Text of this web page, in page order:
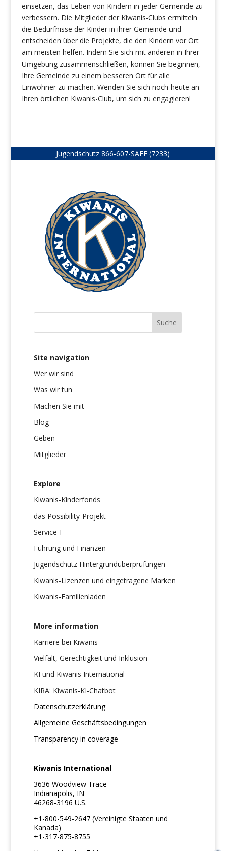
einsetzen, das Leben von Kindern in jeder Gemeinde zu
verbessern. Die Mitglieder der Kiwanis-Clubs ermitteln
die Bedürfnisse der Kinder in ihrer Gemeinde und
entscheiden über die Projekte, die den Kindern vor Ort
am meisten helfen. Indem Sie sich mit anderen in Ihrer
Umgebung zusammenschließen, können Sie beginnen,
Ihre Gemeinde zu einem besseren Ort für alle
Einwohner zu machen. Wenden Sie sich noch heute an
Ihren örtlichen Kiwanis-Club, um sich zu engagieren!
Jugendschutz 866-607-SAFE (7233)
Site navigation
Wer wir sind
Was wir tun
Machen Sie mit
Blog
Geben
Mitglieder
Explore
Kiwanis-Kinderfonds
das Possibility-Projekt
Service-F
Führung und Finanzen
Jugendschutz Hintergrundüberprüfungen
Kiwanis-Lizenzen und eingetragene Marken
Kiwanis-Familienladen
More information
Karriere bei Kiwanis
Vielfalt, Gerechtigkeit und Inklusion
KI und Kiwanis International
KIRA: Kiwanis-KI-Chatbot
Datenschutzerklärung
Allgemeine Geschäftsbedingungen
Transparency in coverage
Kiwanis International
3636 Woodview Trace
Indianapolis, IN
46268-3196 U.S.
+1-800-549-2647 (Vereinigte Staaten und
Kanada)
+1-317-875-8755